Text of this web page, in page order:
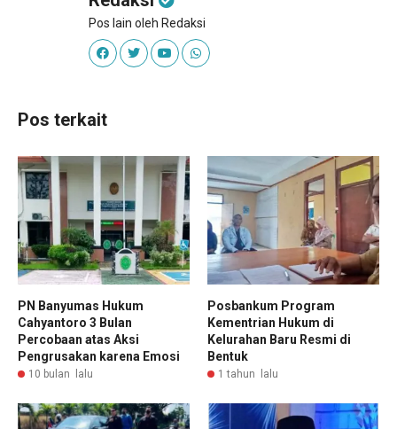
Pos lain oleh Redaksi
Pos terkait
PN Banyumas Hukum
Cahyantoro 3 Bulan
Percobaan atas Aksi
Pengrusakan karena Emosi
10 bulan lalu
Posbankum Program
Kementrian Hukum di
Kelurahan Baru Resmi di
Bentuk
1 tahun lalu